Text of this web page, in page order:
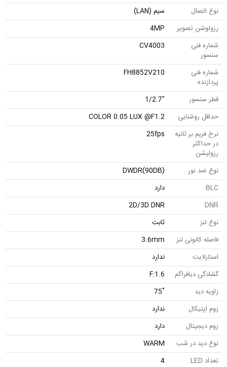
نوع اتصال
سیم (LAN)
رزولوشن تصویر
4MP
شماره فنی
سنسور
CV4003
شماره فنی
پردازنده
FH8852V210
قطر سنسور
"1/2.7
حداقل روشنایی
COLOR 0.05 LUX @F1.2
نرخ فریم بر ثانیه
در حداکثر
رزولیشن
25fps
نوع ضد نور
DWDR(90DB)
BLC
دارد
DNR
2D/3D DNR
نوع لنز
ثابت
فاصله کانونی لنز
3.6mm
استارلایت
ندارد
گشادگی دیافراگم
F:1.6
زاویه دید
˚75
زوم اپتیکال
ندارد
زوم دیجیتال
دارد
نوع دید در شب
WARM
تعداد LED
4